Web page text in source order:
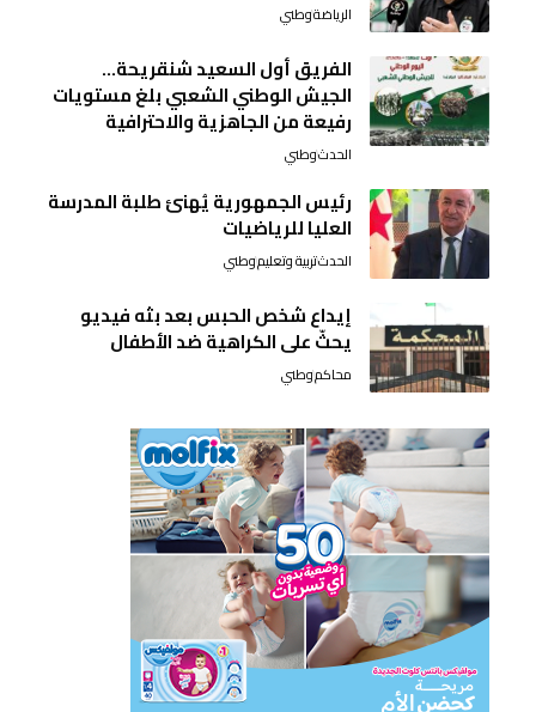
الرياضةوطني
الفريق أول السعيد شنقريحة…
الجيش الوطني الشعبي بلغ مستويات
رفيعة من الجاهزية والاحترافية
الحدثوطني
رئيس الجمهورية يُهنئ طلبة المدرسة
العليا للرياضيات
الحدثتربية وتعليموطني
إيداع شخص الحبس بعد بثه فيديو
يحثّ على الكراهية ضد الأطفال
محاكموطني